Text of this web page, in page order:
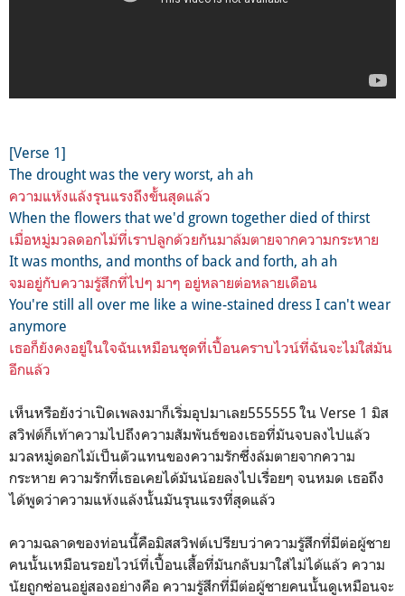
[Verse 1]
The drought was the very worst, ah ah
ความแห้งแล้งรุนแรงถึงขั้นสุดแล้ว
When the flowers that we'd grown together died of thirst
เมื่อหมู่มวลดอกไม้ที่เราปลูกด้วยกันมาล้มตายจากความกระหาย
It was months, and months of back and forth, ah ah
จมอยู่กับความรู้สึกที่ไปๆ มาๆ อยู่หลายต่อหลายเดือน
You're still all over me like a wine-stained dress I can't wear
anymore
เธอก็ยังคงอยู่ในใจฉันเหมือนชุดที่เปื้อนคราบไวน์ที่ฉันจะไม่ใส่มัน
อีกแล้ว
เห็นหรือยังว่าเปิดเพลงมาก็เริ่มอุปมาเลย555555 ใน Verse 1 มิส
สวิฟต์ก็เท้าความไปถึงความสัมพันธ์ของเธอที่มันจบลงไปแล้ว
มวลหมู่ดอกไม้เป็นตัวแทนของความรักซึ่งล้มตายจากความ
กระหาย ความรักที่เธอเคยได้มันน้อยลงไปเรื่อยๆ จนหมด เธอถึง
ได้พูดว่าความแห้งแล้งนั้นมันรุนแรงที่สุดแล้ว
ความฉลาดของท่อนนี้คือมิสสวิฟต์เปรียบว่าความรู้สึกที่มีต่อผู้ชาย
คนนั้นเหมือนรอยไวน์ที่เปื้อนเสื้อที่มันกลับมาใส่ไม่ได้แล้ว ความ
นัยถูกซ่อนอยู่สองอย่างคือ ความรู้สึกที่มีต่อผู้ชายคนนั้นดูเหมือนจะ